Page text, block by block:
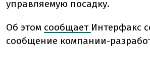
управляемую посадку.
Об этом сообщает Интерфакс
сообщение компании-